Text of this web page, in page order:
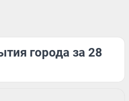
города за 28